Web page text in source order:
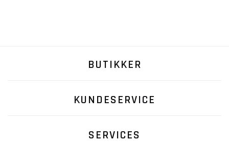
BUTIKKER
KUNDESERVICE
SERVICES